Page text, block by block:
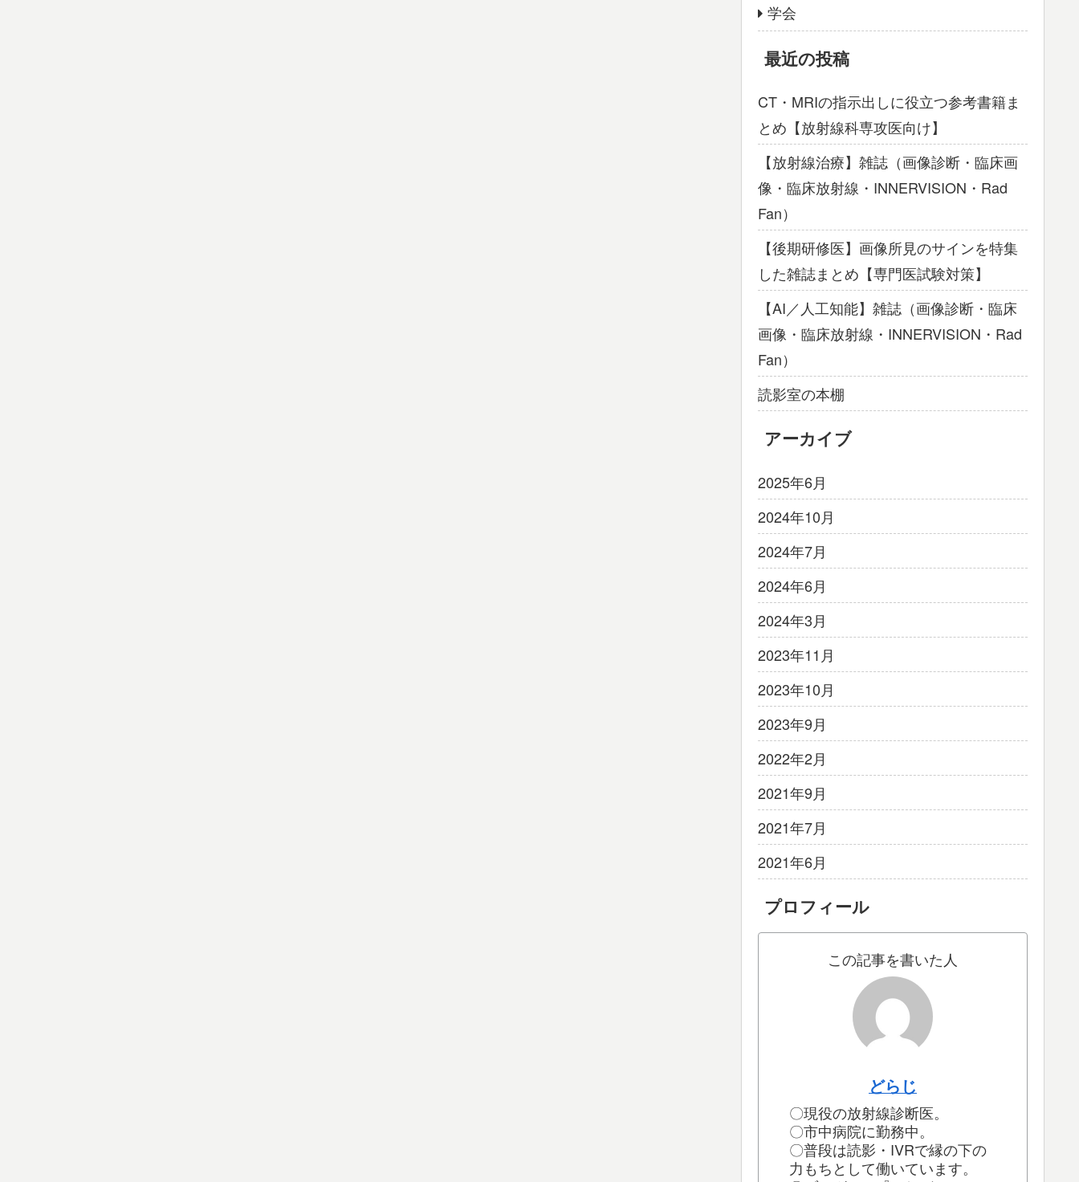
学会
最近の投稿
CT・MRIの指示出しに役立つ参考書籍ま
とめ【放射線科専攻医向け】
【放射線治療】雑誌（画像診断・臨床画
像・臨床放射線・INNERVISION・Rad
Fan）
【後期研修医】画像所見のサインを特集
した雑誌まとめ【専門医試験対策】
【AI／人工知能】雑誌（画像診断・臨床
画像・臨床放射線・INNERVISION・Rad
Fan）
読影室の本棚
アーカイブ
2025年6月
2024年10月
2024年7月
2024年6月
2024年3月
2023年11月
2023年10月
2023年9月
2022年2月
2021年9月
2021年7月
2021年6月
プロフィール
この記事を書いた人
どらじ
〇現役の放射線診断医。
〇市中病院に勤務中。
〇普段は読影・IVRで縁の下の
力もちとして働いています。